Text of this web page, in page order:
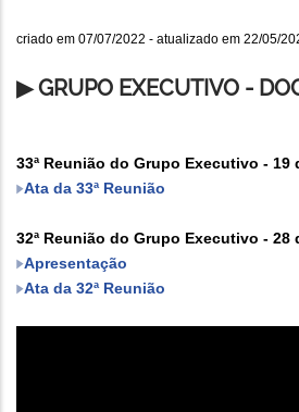
criado em 07/07/2022 - atualizado em 22/05/
▶GRUPO EXECUTIVO -
33ª Reunião do Grupo Executivo - 19
Ata da 33ª Reunião
32ª Reunião do Grupo Executivo - 28
Apresentação
Ata da 32ª Reunião